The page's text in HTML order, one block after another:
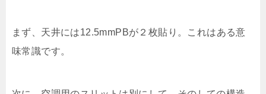
まず、天井には12.5mmPBが２枚貼り。これはある意
味常識です。